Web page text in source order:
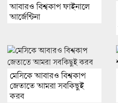
আবারও বিশ্বকাপ ফাইনালে
আর্জেন্টিনা
মেসিকে আবারও বিশ্বকাপ
জেতাতে আমরা সবকিছুই
করব